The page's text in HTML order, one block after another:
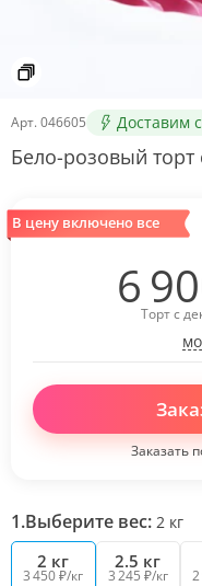
Арт. 046605 Доставим
Бело-розовый
1.Выберите вес: 2 кг
2 кг
3 450 ₽/кг
2.5 кг
3 245 ₽/кг
В цену включено все
Торт с
6
Заказать